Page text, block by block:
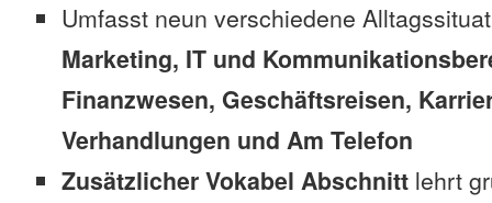
Umfasst neun verschiedene
Marketing, IT und
Finanzwesen, Geschäftsreisen,
Verhandlungen und Am Telefon
Zusätzlicher Vokabel Abschnitt lehrt